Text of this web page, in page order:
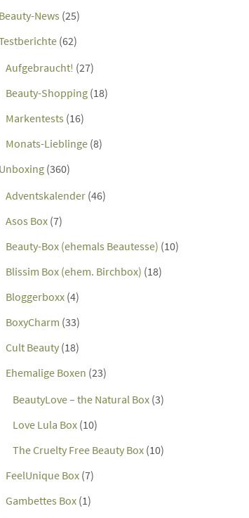
Beauty-News (25)
(62)
Aufgebraucht! (27)
Beauty-Shopping (18)
Markentests (16)
Monats-Lieblinge (8)
Unboxing (360)
Adventskalender (46)
Asos Box (7)
Beauty-Box (ehemals Beautesse) (10)
Blissim Box (ehem. Birchbox) (18)
Bloggerboxx (4)
BoxyCharm (33)
Cult Beauty (18)
Ehemalige Boxen (23)
BeautyLove – the Natural Box (3)
Love Lula Box (10)
The Cruelty Free Beauty Box (10)
FeelUnique Box (7)
Gambettes Box (1)